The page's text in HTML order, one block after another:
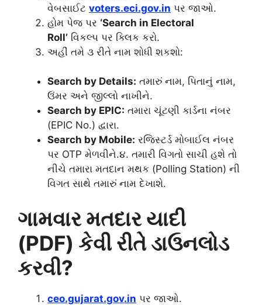
વેબસાઈટ voters.eci.gov.in પર જાઓ.
હોમ પેજ પર ‘Search in Electoral
Roll’ વિકલ્પ પર ક્લિક કરો.
અહીં તમે ૩ રીતે નામ શોધી શકશો:
Search by Details: તમારું નામ, પિતાનું નામ,
ઉંમર અને જીલ્લો નાખીને.
Search by EPIC: તમારા ચૂંટણી કાર્ડના નંબર
(EPIC No.) દ્વારા.
Search by Mobile: રજિસ્ટર્ડ મોબાઈલ નંબર
પર OTP મેળવીને.૪. તમારી વિગતો સાચી હશે તો
નીચે તમારા મતદાન મથક (Polling Station) ની
વિગત સાથે તમારું નામ દેખાશે.
ગામવાર મતદાર યાદી
(PDF) કેવી રીતે ડાઉનલોડ
કરવી?
ceo.gujarat.gov.in પર જાઓ.